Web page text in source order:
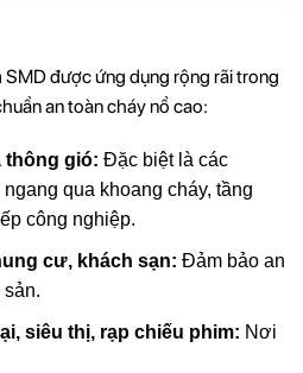
được ứng dụng rộng rãi trong
an toàn cháy nổ cao:
thông gió: Đặc biệt là các
qua khoang cháy, tầng
công nghiệp.
cư, khách sạn: Đảm bảo an
siêu thị, rạp chiếu phim: Nơi